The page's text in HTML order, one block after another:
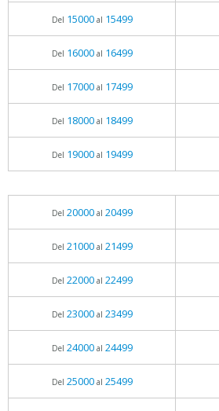
Del 15000al 15499
Del 16000al 16499
Del 17000al 17499
Del 18000al 18499
Del 19000al 19499
Del 20000al 20499
Del 21000al 21499
Del 22000al 22499
Del 23000al 23499
Del 24000al 24499
Del 25000al 25499